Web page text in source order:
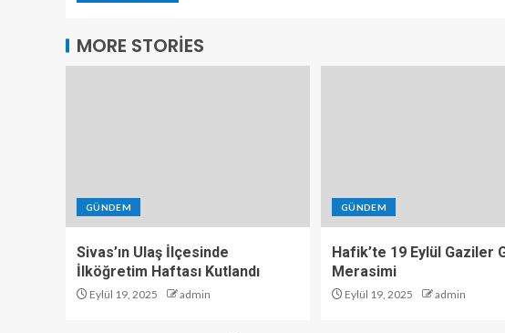
MORE STORIES
GÜNDEM
Sivas’ın Ulaş İlçesinde
İlköğretim Haftası Kutlandı
Eylül 19, 2025 admin
GÜNDEM
Hafik’te 19 Eylül Gaziler
Merasimi
Eylül 19, 2025 admin